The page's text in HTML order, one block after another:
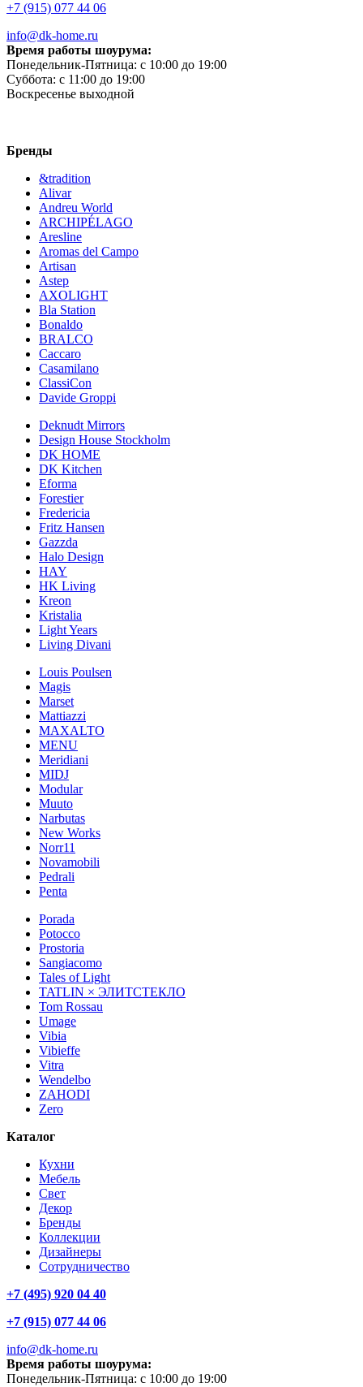
+7 (915) 077 44 06
info@dk-home.ru
Время работы шоурума:
Понедельник-Пятница: c 10:00 до 19:00
Суббота: c 11:00 до 19:00
Воскресенье выходной
Бренды
&tradition
Alivar
Andreu World
ARCHIPÉLAGO
Aresline
Aromas del Campo
Artisan
Astep
AXOLIGHT
Bla Station
Bonaldo
BRALCO
Caccaro
Casamilano
ClassiCon
Davide Groppi
Deknudt Mirrors
Design House Stockholm
DK HOME
DK Kitchen
Eforma
Forestier
Fredericia
Fritz Hansen
Gazzda
Halo Design
HAY
HK Living
Kreon
Kristalia
Light Years
Living Divani
Louis Poulsen
Magis
Marset
Mattiazzi
MAXALTO
MENU
Meridiani
MIDJ
Modular
Muuto
Narbutas
New Works
Norr11
Novamobili
Pedrali
Penta
Porada
Potocco
Prostoria
Sangiacomo
Tales of Light
TATLIN × ЭЛИТСТЕКЛО
Tom Rossau
Umage
Vibia
Vibieffe
Vitra
Wendelbo
ZAHODI
Zero
Каталог
Кухни
Мебель
Свет
Декор
Бренды
Коллекции
Дизайнеры
Сотрудничество
+7 (495) 920 04 40
+7 (915) 077 44 06
info@dk-home.ru
Время работы шоурума:
Понедельник-Пятница: c 10:00 до 19:00